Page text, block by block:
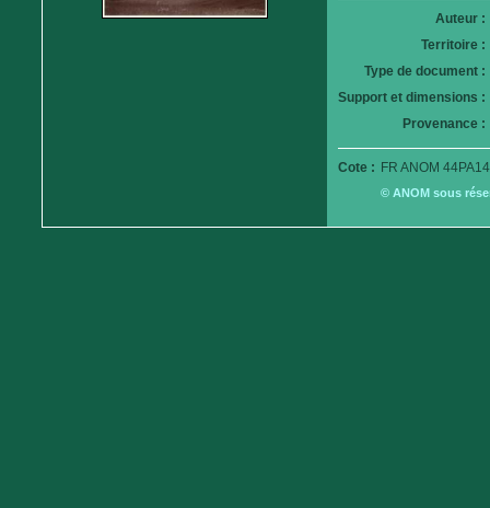
Auteur :
Territoire :
Type de document :
Support et dimensions :
Provenance :
Cote : FR ANOM
© ANOM sous